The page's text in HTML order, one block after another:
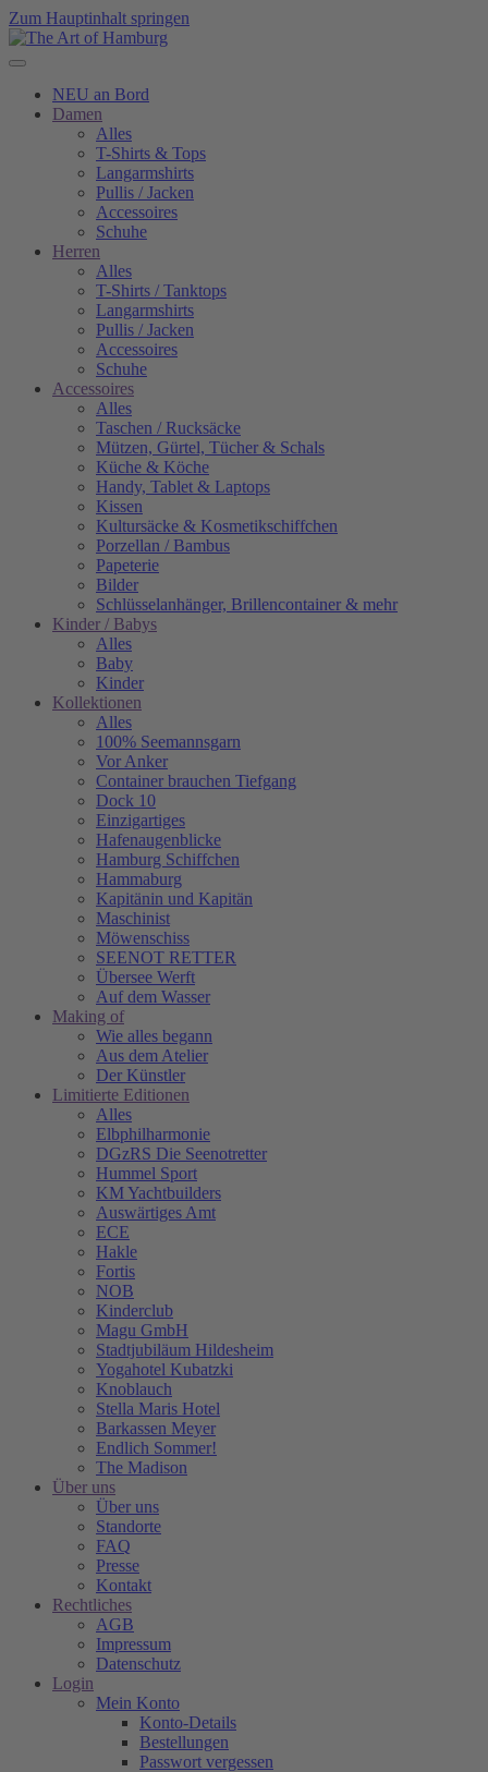
Zum Hauptinhalt springen
NEU an Bord
Damen
Alles
T-Shirts & Tops
Langarmshirts
Pullis / Jacken
Accessoires
Schuhe
Herren
Alles
T-Shirts / Tanktops
Langarmshirts
Pullis / Jacken
Accessoires
Schuhe
Accessoires
Alles
Taschen / Rucksäcke
Mützen, Gürtel, Tücher & Schals
Küche & Köche
Handy, Tablet & Laptops
Kissen
Kultursäcke & Kosmetikschiffchen
Porzellan / Bambus
Papeterie
Bilder
Schlüsselanhänger, Brillencontainer & mehr
Kinder / Babys
Alles
Baby
Kinder
Kollektionen
Alles
100% Seemannsgarn
Vor Anker
Container brauchen Tiefgang
Dock 10
Einzigartiges
Hafenaugen­blicke
Hamburg Schiffchen
Hammaburg
Kapitänin und Kapitän
Maschinist
Möwenschiss
SEENOT RETTER
Übersee Werft
Auf dem Wasser
Making of
Wie alles begann
Aus dem Atelier
Der Künstler
Limitierte Editionen
Alles
Elbphilharmonie
DGzRS Die Seenotretter
Hummel Sport
KM Yachtbuilders
Auswärtiges Amt
ECE
Hakle
Fortis
NOB
Kinderclub
Magu GmbH
Stadtjubiläum Hildesheim
Yogahotel Kubatzki
Knoblauch
Stella Maris Hotel
Barkassen Meyer
Endlich Sommer!
The Madison
Über uns
Über uns
Standorte
FAQ
Presse
Kontakt
Rechtliches
AGB
Impressum
Datenschutz
Login
Mein Konto
Konto-Details
Bestellungen
Passwort vergessen